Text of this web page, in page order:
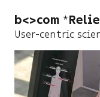
b<>com
User-centric